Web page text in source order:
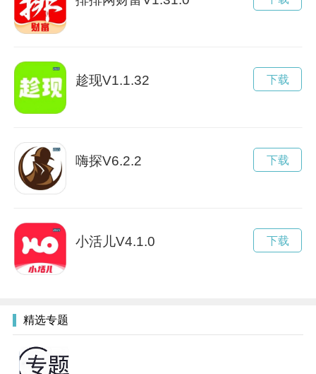
趁现V1.1.32 下载
嗨探V6.2.2 下载
小活儿V4.1.0 下载
精选专题